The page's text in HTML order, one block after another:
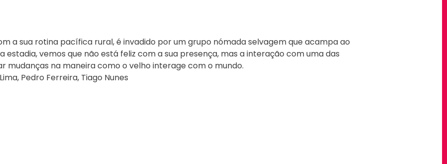
a sua rotina pacífica rural, é invadido por um grupo nómada selvagem que acampa ao
estadia, vemos que não está feliz com a sua presença, mas a interação com uma das
mudanças na maneira como o velho interage com o mundo.
Pedro Ferreira, Tiago Nunes